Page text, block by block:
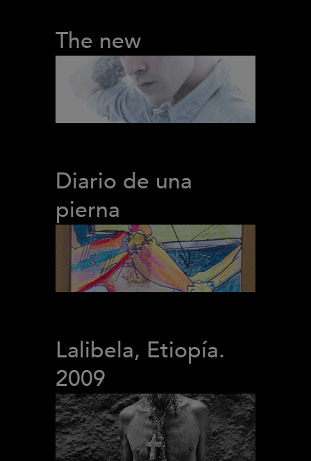
The new
Diario de una
pierna
Lalibela, Etiopía.
2009